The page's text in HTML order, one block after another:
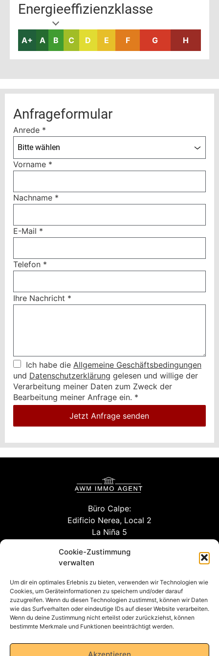
Cookie-Zustimmung
verwalten
Um dir ein optimales Erlebnis zu bieten, verwenden wir Technologien wie
Cookies, um Geräteinformationen zu speichern und/oder darauf
zuzugreifen. Wenn du diesen Technologien zustimmst, können wir Daten
wie das Surfverhalten oder eindeutige IDs auf dieser Website verarbeiten.
Wenn du deine Zustimmung nicht erteilst oder zurückziehst, können
bestimmte Merkmale und Funktionen beeinträchtigt werden.
Akzeptieren
Energieeffizienzklasse
A+ A B C D E F G H
Anfrageformular
Anrede *
Bitte wählen
Vorname *
Nachname *
E-Mail *
Telefon *
Ihre Nachricht *
Ich habe die Allgemeine Geschäftsbedingungen
und Datenschutzerklärung gelesen und willige der
Verarbeitung meiner Daten zum Zweck der
Bearbeitung meiner Anfrage ein. *
Jetzt Anfrage senden
Büro Calpe:
Edificio Nerea, Local 2
La Niña 5
info@willuhn-immobilien.de
kontakt